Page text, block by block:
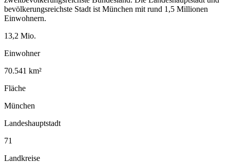
bevölkerungsreichste Stadt ist München mit rund 1,5 Millionen
Einwohnern.
13,2 Mio.
Einwohner
70.541 km²
Fläche
München
Landeshauptstadt
71
Landkreise